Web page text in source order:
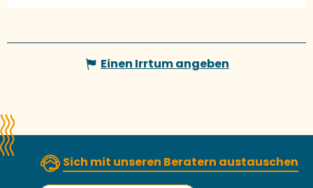
Einen Irrtum angeben
Sich mit unseren Beratern austauschen